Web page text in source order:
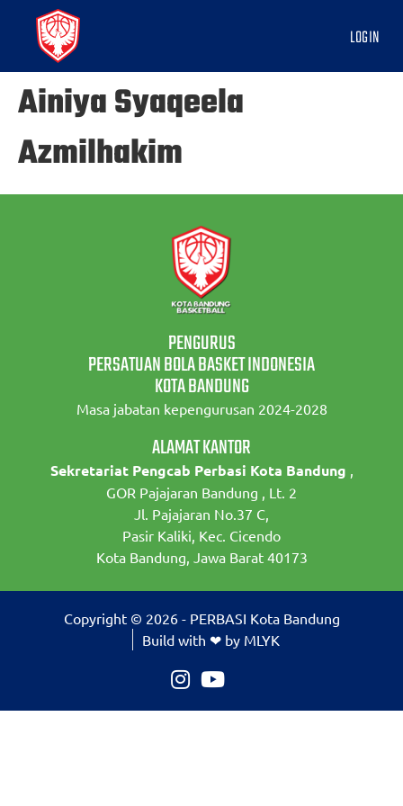
LOGIN
Ainiya Syaqeela
Azmilhakim
PENGURUS
PERSATUAN BOLA BASKET INDONESIA
KOTA BANDUNG
Masa jabatan kepengurusan 2024-2028
ALAMAT KANTOR
Sekretariat Pengcab Perbasi Kota Bandung ,
GOR Pajajaran Bandung , Lt. 2
Jl. Pajajaran No.37 C,
Pasir Kaliki, Kec. Cicendo
Kota Bandung, Jawa Barat 40173
Copyright © 2026 - PERBASI Kota Bandung
Build with ❤ by MLYK